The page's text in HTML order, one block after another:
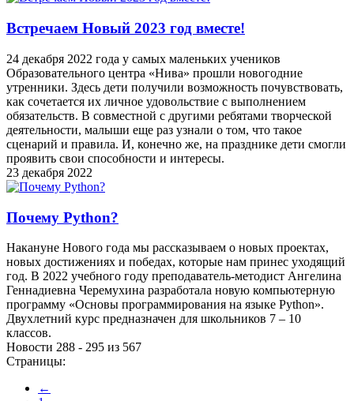
Встречаем Новый 2023 год вместе!
24 декабря 2022 года у самых маленьких учеников
Образовательного центра «Нива» прошли новогодние
утренники. Здесь дети получили возможность почувствовать,
как сочетается их личное удовольствие с выполнением
обязательств. В совместной с другими ребятами творческой
деятельности, малыши еще раз узнали о том, что такое
сценарий и правила. И, конечно же, на празднике дети смогли
проявить свои способности и интересы.
23 декабря 2022
Почему Python?
Накануне Нового года мы рассказываем о новых проектах,
новых достижениях и победах, которые нам принес уходящий
год. В 2022 учебного году преподаватель-методист Ангелина
Геннадиевна Черемухина разработала новую компьютерную
программу «Основы программирования на языке Python».
Двухлетний курс предназначен для школьников 7 – 10
классов.
Новости 288 - 295 из 567
Страницы:
←